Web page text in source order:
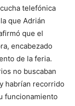
telefónica
que Adrián
que el
encabezado
de la feria.
no buscaban
habrían recorrido
funcionamiento